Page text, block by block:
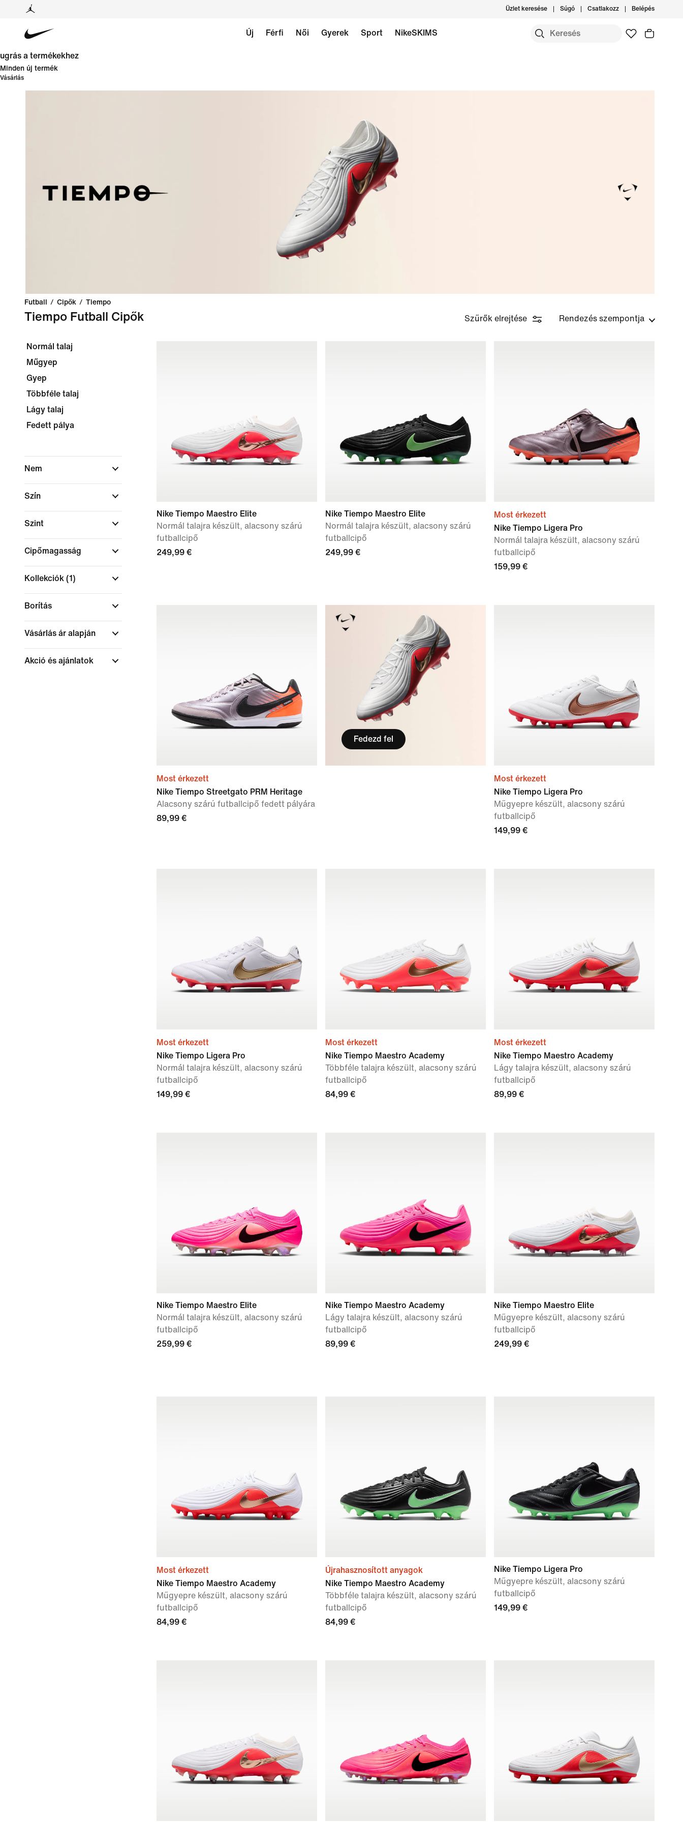
Üzlet keresése Súgó Csatlakozz Belépés
Új Férfi Női Gyerek Sport NikeSKIMS
ugrás a termékekhez
Minden új termék
Vásárlás
Futball / Cipők / Tiempo
Tiempo Futball Cipők Szűrők elrejtése Rendezés szempontja
Normál talaj
Műgyep
Gyep
Többféle talaj
Lágy talaj
Fedett pálya
Nem
Szín
Szint
Cipőmagasság
Kollekciók (1)
Borítás
Vásárlás ár alapján
Akció és ajánlatok
Nike Tiempo Maestro Elite
Normál talajra készült, alacsony szárú
futballcipő
249,99 €
Nike Tiempo Maestro Elite
Normál talajra készült, alacsony szárú
futballcipő
249,99 €
Most érkezett
Nike Tiempo Ligera Pro
Normál talajra készült, alacsony szárú
futballcipő
159,99 €
Most érkezett
Nike Tiempo Streetgato PRM Heritage
Alacsony szárú futballcipő fedett pályára
89,99 €
Fedezd fel
Most érkezett
Nike Tiempo Ligera Pro
Műgyepre készült, alacsony szárú
futballcipő
149,99 €
Most érkezett
Nike Tiempo Ligera Pro
Normál talajra készült, alacsony szárú
futballcipő
149,99 €
Most érkezett
Nike Tiempo Maestro Academy
Többféle talajra készült, alacsony szárú
futballcipő
84,99 €
Most érkezett
Nike Tiempo Maestro Academy
Lágy talajra készült, alacsony szárú
futballcipő
89,99 €
Nike Tiempo Maestro Elite
Normál talajra készült, alacsony szárú
futballcipő
259,99 €
Nike Tiempo Maestro Academy
Lágy talajra készült, alacsony szárú
futballcipő
89,99 €
Nike Tiempo Maestro Elite
Műgyepre készült, alacsony szárú
futballcipő
249,99 €
Most érkezett
Nike Tiempo Maestro Academy
Műgyepre készült, alacsony szárú
futballcipő
84,99 €
Újrahasznosított anyagok
Nike Tiempo Maestro Academy
Többféle talajra készült, alacsony szárú
futballcipő
84,99 €
Nike Tiempo Ligera Pro
Műgyepre készült, alacsony szárú
futballcipő
149,99 €